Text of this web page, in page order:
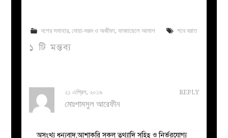
দশের সমাহার, দোয়া-দরূদ ও অজীফা, ফাজায়েলে আমাল শবে বরাত
১ টি মন্তব্য
REPLY
২১ এপ্রিল, ২০১৯
মোঃশামসুল আরেফীন
অসংখ্য ধন্যবাদ,আশাকরি সকল তথ্যাদি সহিহ্ ও নির্ভরযোগ্য